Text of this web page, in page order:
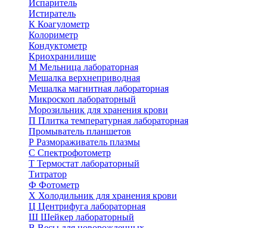
Испаритель
Истиратель
К Коагулометр
Колориметр
Кондуктометр
Криохранилище
М Мельница лабораторная
Мешалка верхнеприводная
Мешалка магнитная лабораторная
Микроскоп лабораторный
Морозильник для хранения крови
П Плитка температурная лабораторная
Промыватель планшетов
Р Размораживатель плазмы
С Спектрофотометр
Т Термостат лабораторный
Титратор
Ф Фотометр
Х Холодильник для хранения крови
Ц Центрифуга лабораторная
Ш Шейкер лабораторный